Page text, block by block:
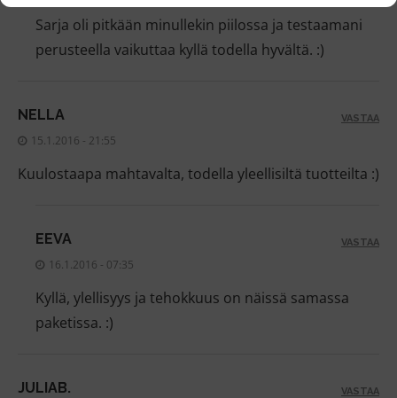
Sarja oli pitkään minullekin piilossa ja testaamani
perusteella vaikuttaa kyllä todella hyvältä. :)
NELLA
15.1.2016 - 21:55
Kuulostaapa mahtavalta, todella yleellisiltä tuotteilta :)
VASTAA
EEVA
16.1.2016 - 07:35
Kyllä, ylellisyys ja tehokkuus on näissä samassa
paketissa. :)
VASTAA
JULIAB. VASTAA